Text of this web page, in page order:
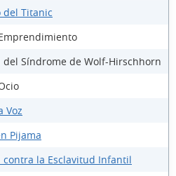
del Titanic
Síndrome de Wolf-Hirschhorn
Voz
Pijama
la Esclavitud Infantil